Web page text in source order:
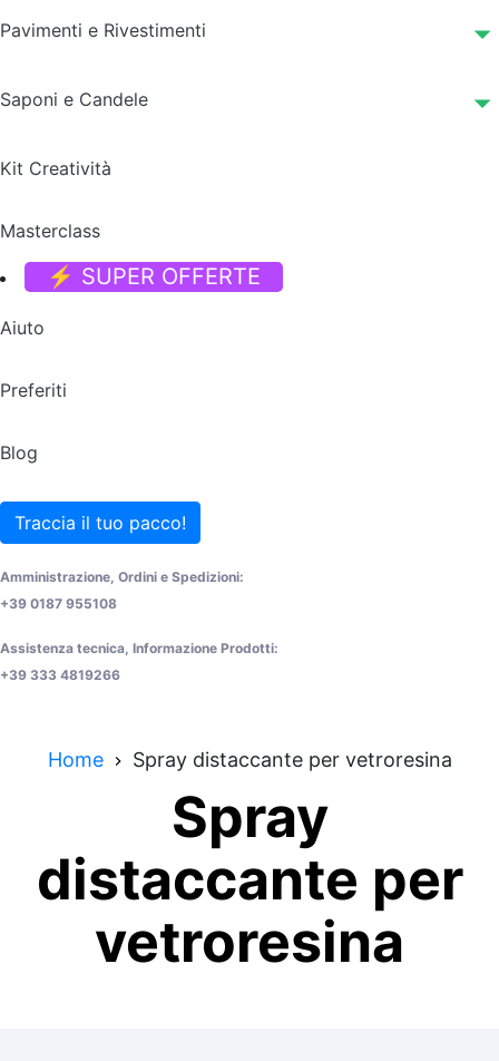
Pavimenti e Rivestimenti
Saponi e Candele
Kit Creatività
Masterclass
⚡ SUPER OFFERTE
Aiuto
Preferiti
Blog
Traccia il tuo pacco!
Amministrazione, Ordini e Spedizioni:
+39 0187 955108
Assistenza tecnica, Informazione Prodotti:
+39 333 4819266
Home Spray distaccante per vetroresina
Spray
distaccante per
vetroresina